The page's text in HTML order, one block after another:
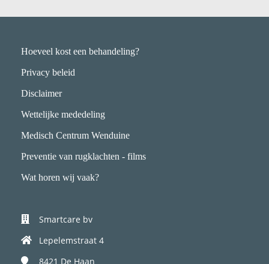
Hoeveel kost een behandeling?
Privacy beleid
Disclaimer
Wettelijke mededeling
Medisch Centrum Wenduine
Preventie van rugklachten - films
Wat horen wij vaak?
Smartcare bv
Lepelemstraat 4
8421 De Haan